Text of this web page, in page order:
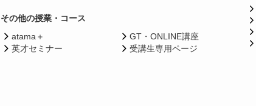
その他の授業・コース
atama＋
英才セミナー
GT・ONLINE講座
受講生専用ページ